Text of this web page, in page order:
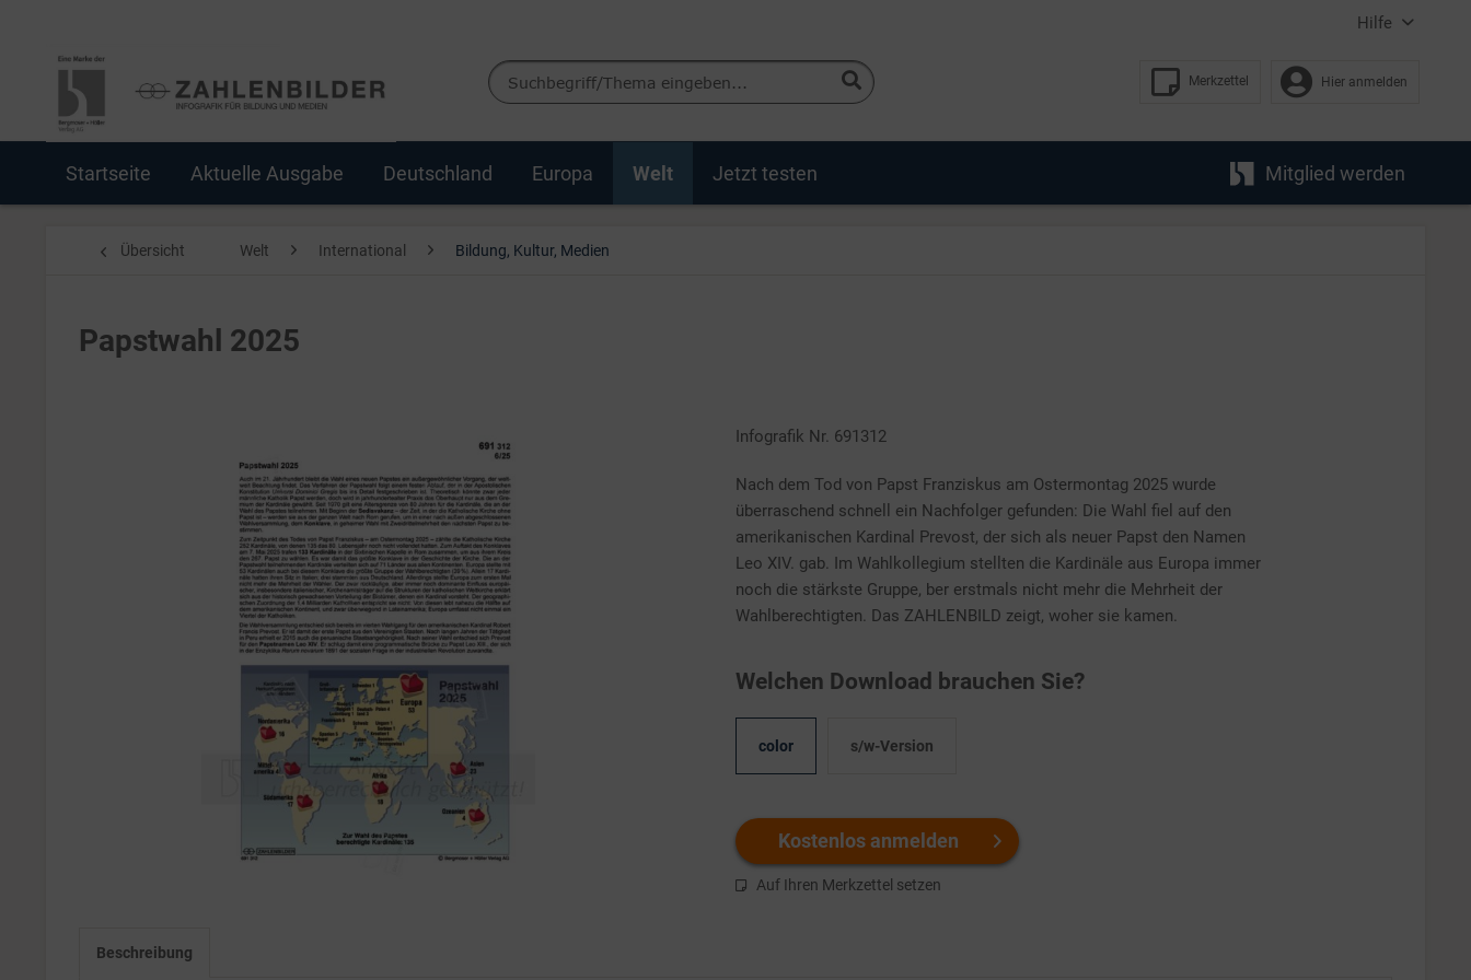
Hilfe
Merkzettel Hier anmelden
Startseite Aktuelle Ausgabe Deutschland Europa Welt Jetzt testen Mitglied werden
Übersicht Welt International Bildung, Kultur, Medien
Papstwahl 2025
Infografik Nr. 691312
Nach dem Tod von Papst Franziskus am Ostermontag 2025 wurde
überraschend schnell ein Nachfolger gefunden: Die Wahl fiel auf den
amerikanischen Kardinal Prevost, der sich als neuer Papst den Namen
Leo XIV. gab. Im Wahlkollegium stellten die Kardinäle aus Europa immer
noch die stärkste Gruppe, ber erstmals nicht mehr die Mehrheit der
Wahlberechtigten. Das ZAHLENBILD zeigt, woher sie kamen.
Welchen Download brauchen Sie?
color s/w-Version
Kostenlos anmelden
Auf Ihren Merkzettel setzen
Beschreibung